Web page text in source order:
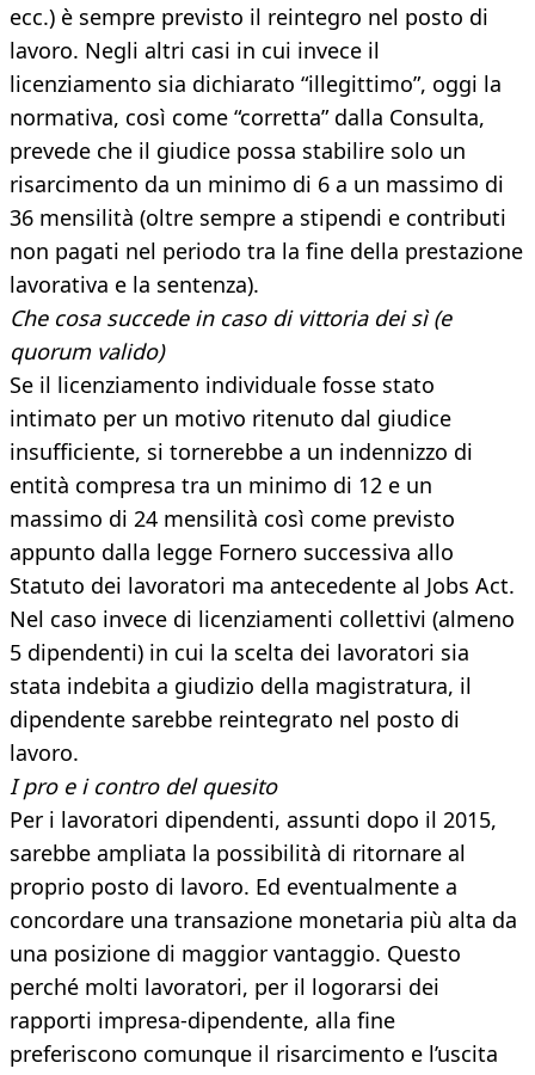
ecc.) è sempre previsto il reintegro nel posto di
lavoro. Negli altri casi in cui invece il
licenziamento sia dichiarato “illegittimo”, oggi la
normativa, così come “corretta” dalla Consulta,
prevede che il giudice possa stabilire solo un
risarcimento da un minimo di 6 a un massimo di
36 mensilità (oltre sempre a stipendi e contributi
non pagati nel periodo tra la fine della prestazione
lavorativa e la sentenza).
Che cosa succede in caso di vittoria dei sì (e
quorum valido)
Se il licenziamento individuale fosse stato
intimato per un motivo ritenuto dal giudice
insufficiente, si tornerebbe a un indennizzo di
entità compresa tra un minimo di 12 e un
massimo di 24 mensilità così come previsto
appunto dalla legge Fornero successiva allo
Statuto dei lavoratori ma antecedente al Jobs Act.
Nel caso invece di licenziamenti collettivi (almeno
5 dipendenti) in cui la scelta dei lavoratori sia
stata indebita a giudizio della magistratura, il
dipendente sarebbe reintegrato nel posto di
lavoro.
I pro e i contro del quesito
Per i lavoratori dipendenti, assunti dopo il 2015,
sarebbe ampliata la possibilità di ritornare al
proprio posto di lavoro. Ed eventualmente a
concordare una transazione monetaria più alta da
una posizione di maggior vantaggio. Questo
perché molti lavoratori, per il logorarsi dei
rapporti impresa-dipendente, alla fine
preferiscono comunque il risarcimento e l’uscita